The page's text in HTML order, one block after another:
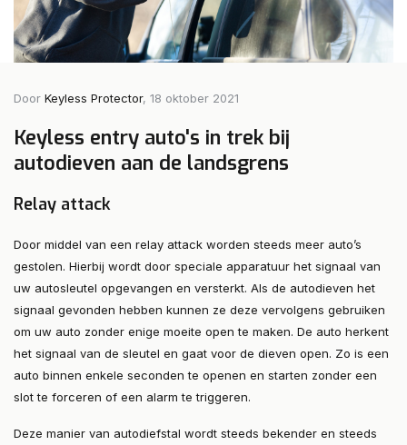
Door Keyless Protector, 18 oktober 2021
Keyless entry auto's in trek bij
autodieven aan de landsgrens
Relay attack
Door middel van een relay attack worden steeds meer auto’s
gestolen. Hierbij wordt door speciale apparatuur het signaal van
uw autosleutel opgevangen en versterkt. Als de autodieven het
signaal gevonden hebben kunnen ze deze vervolgens gebruiken
om uw auto zonder enige moeite open te maken. De auto herkent
het signaal van de sleutel en gaat voor de dieven open. Zo is een
auto binnen enkele seconden te openen en starten zonder een
slot te forceren of een alarm te triggeren.
Deze manier van autodiefstal wordt steeds bekender en steeds